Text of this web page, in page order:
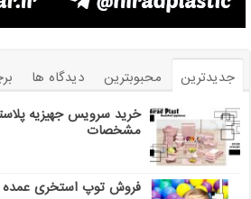
جدیدترین محبوبترین دیدگاه ها
خرید سرویس جهیزیه
مشخصات
فروش توپ استخری عمده